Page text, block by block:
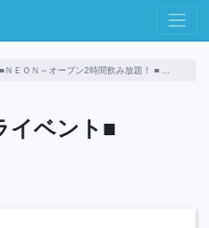
■ＮＥＯＮ～オープン2時間飲み放題！ ■ ...
イベント■